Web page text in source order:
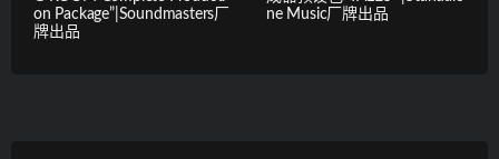
on Package”|Soundmasters厂
牌出品
ne Music厂牌出品